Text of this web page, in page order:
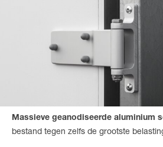
Massieve geanodiseerde aluminium
bestand tegen zelfs de grootste